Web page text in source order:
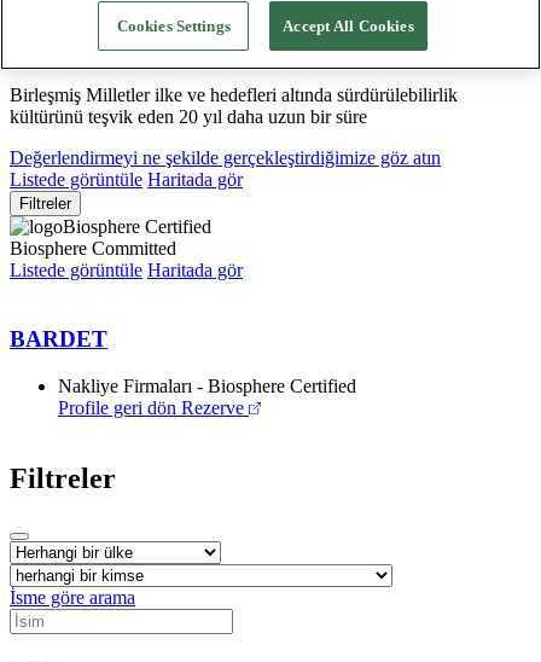
Sürdürülebilir modeller oluşturuyor ve iyi
uygulamaları tasdikliyoruz
Birleşmiş Milletler ilke ve hedefleri altında sürdürülebilirlik
kültürünü teşvik eden 20 yıl daha uzun bir süre
Değerlendirmeyi ne şekilde gerçekleştirdiğimize göz atın
Listede görüntüle Haritada gör
Filtreler
Biosphere Certified
Biosphere Committed
Listede görüntüle Haritada gör
BARDET
Nakliye Firmaları - Biosphere Certified
Profile geri dön Rezerve
Filtreler
İsme göre arama
Cookies Settings Accept All Cookies